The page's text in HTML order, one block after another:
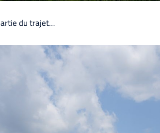
du trajet…